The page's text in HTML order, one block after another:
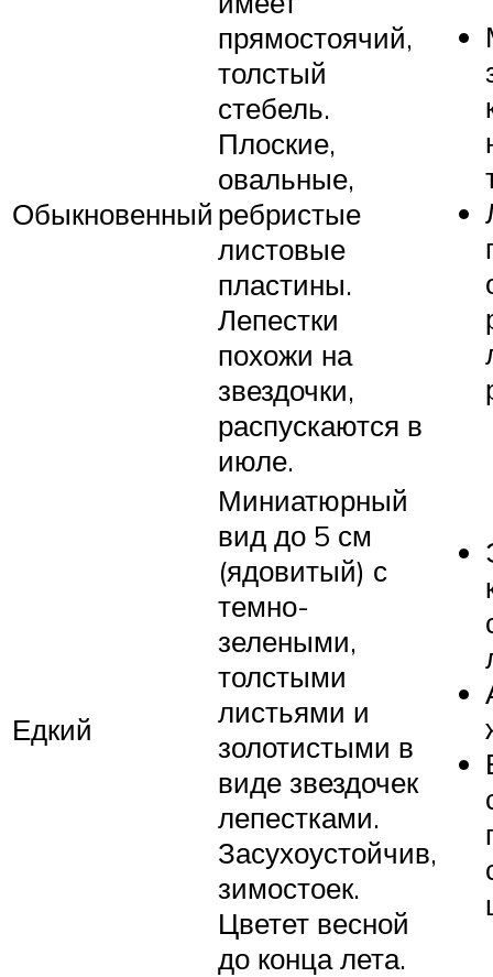
Обыкновенный
прямостоячий,
толстый
стебель.
Плоские,
овальные,
ребристые
листовые
пластины.
Лепестки
похожи на
звездочки,
распускаются в
июле.
Едкий
Миниатюрный
вид до 5 см
(ядовитый) с
темно-
зелеными,
толстыми
листьями и
золотистыми в
виде звездочек
лепестками.
Засухоустойчив,
зимостоек.
Цветет весной
до конца лета.